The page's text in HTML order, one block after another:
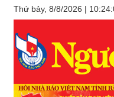
Thứ bảy, 8/8/2026 |